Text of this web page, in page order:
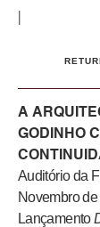
|
A
GODINHO
Auditório da
Novembro
Lançamento